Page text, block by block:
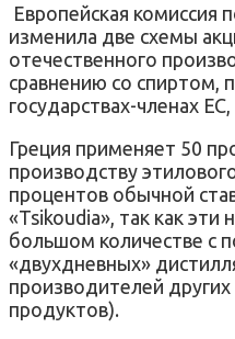
Европейская комиссия
изменила две схемы
отечественного
сравнению со спиртом,
государствах-членах
Греция применяет 50
производству
процентов обычной
«Tsikoudia», так как эти
большом количестве с
«двухдневных»
производителей
продуктов).